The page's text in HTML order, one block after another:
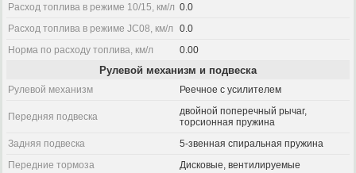
Расход топлива в режиме 10/15, км/л 0.0
Расход топлива в режиме JC08, км/л
0.0
Норма по расходу топлива, км/л
0.00
Рулевой механизм и подвеска
Рулевой механизм Реечное с усилителем
Передняя подвеска
двойной поперечный рычаг,
торсионная пружина
Задняя подвеска
5-звенная спиральная пружина
Передние тормоза
Дисковые, вентилируемые